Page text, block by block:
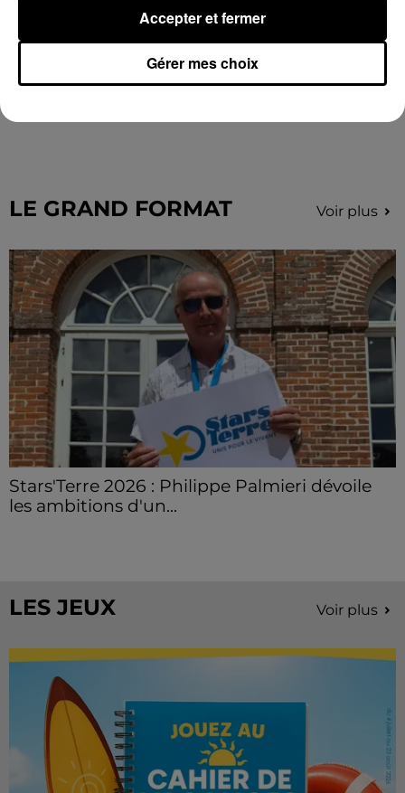
Des tentatives de fraudes à Mainvilliers
LE GRAND FORMAT Voir plus
Stars'Terre 2026 : Philippe Palmieri dévoile
les ambitions d'un...
LES JEUX Voir plus
Gérer mes choix
Accepter et fermer